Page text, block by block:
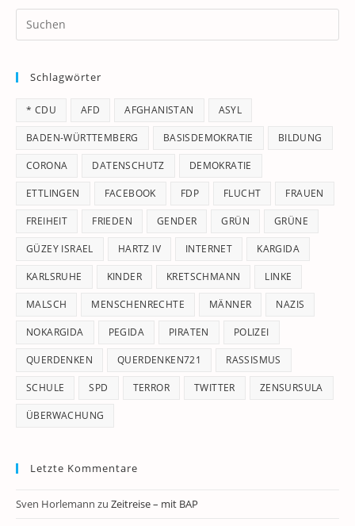
Schlagwörter
* CDU AFD AFGHANISTAN ASYL
BADEN-WÜRTTEMBERG BASISDEMOKRATIE BILDUNG
CORONA DATENSCHUTZ DEMOKRATIE
ETTLINGEN FACEBOOK FDP FLUCHT FRAUEN
FREIHEIT FRIEDEN GENDER GRÜN GRÜNE
GÜZEY ISRAEL HARTZ IV INTERNET KARGIDA
KARLSRUHE KINDER KRETSCHMANN LINKE
MALSCH MENSCHENRECHTE MÄNNER NAZIS
NOKARGIDA PEGIDA PIRATEN POLIZEI
QUERDENKEN QUERDENKEN721 RASSISMUS
SCHULE SPD TERROR TWITTER ZENSURSULA
ÜBERWACHUNG
Letzte Kommentare
Sven Horlemann zu Zeitreise – mit BAP